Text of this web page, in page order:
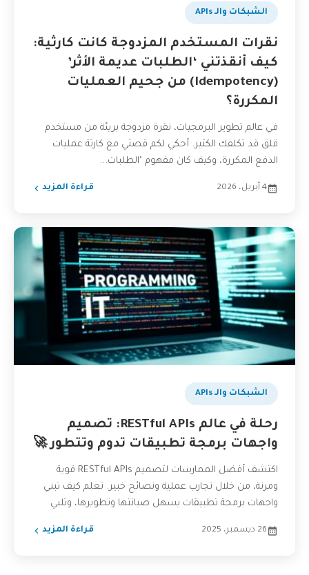
الشبكات والـ APIs
نقرات المستخدم المزدوجة كانت كارثية:
كيف أنقذتني ‘الطلبات عديمة الأثر’
(Idempotency) من جحيم العمليات
المكررة؟
في عالم تطوير البرمجيات، نقرة مزدوجة بريئة من مستخدم
قلق قد تكلفك الكثير. أحكي لكم قصتي مع كارثة عمليات
الدفع المكررة، وكيف كان مفهوم "الطلبات...
4 أبريل، 2026 قراءة المزيد
بودكاست
الشبكات والـ APIs
رحلة في عالم RESTful APIs: تصميم
واجهات برمجة تطبيقات تدوم وتتطور 🚀
اكتشف أفضل الممارسات لتصميم RESTful APIs قوية
ومرنة، من خلال تجارب عملية ونصائح خبير. تعلم كيف تبني
واجهات برمجة تطبيقات يسهل صيانتها وتطويرها، وتلبي
26 ديسمبر، 2025 قراءة المزيد